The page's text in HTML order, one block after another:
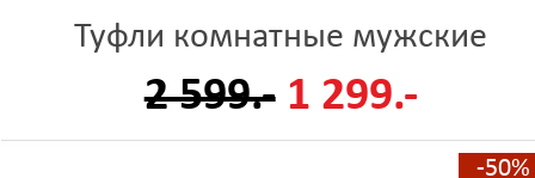
Туфли комнатные мужские
2 599.- 1 299.-
-50%